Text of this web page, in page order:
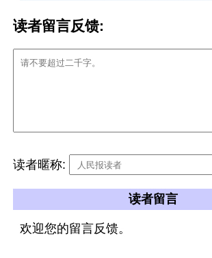
读者留言反馈:
读者暱称:
读者留言
欢迎您的留言反馈。